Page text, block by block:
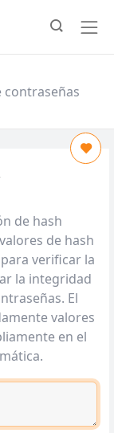
de hash
de hash
verificar la
la integridad
El
valores
en el